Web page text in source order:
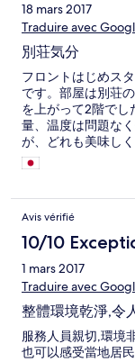
18 mars 2017
Traduire avec
別荘気分
フロントはじめス
です。部屋は別荘
を上がって2階で
量、温度は問題な
が、どれも美味し
テルに頼み、ホテ
宿泊料金も安くと
Avis vérifié
10/10
1 mars 2017
Traduire avec
整體環境乾淨,令
服務人員親切,環境
也可以感受當地居